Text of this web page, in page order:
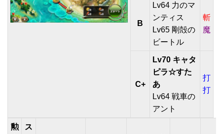
B
Lv64 力のマ
ンティス
Lv65 剛殻の
ビートル
斬
魔
C+
Lv70 キャタ
ピラ☆すた
あ
Lv64 戦車の
アント
打
打
勲
ス